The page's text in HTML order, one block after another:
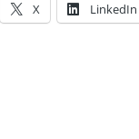
X LinkedIn